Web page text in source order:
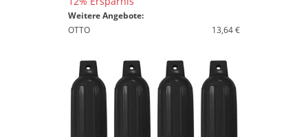
Weitere Angebote:
OTTO
13,64 €